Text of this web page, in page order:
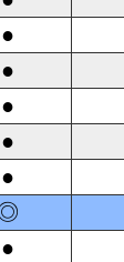
●
●
●
●
●
●